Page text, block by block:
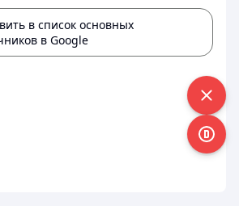
в список основных
в Google